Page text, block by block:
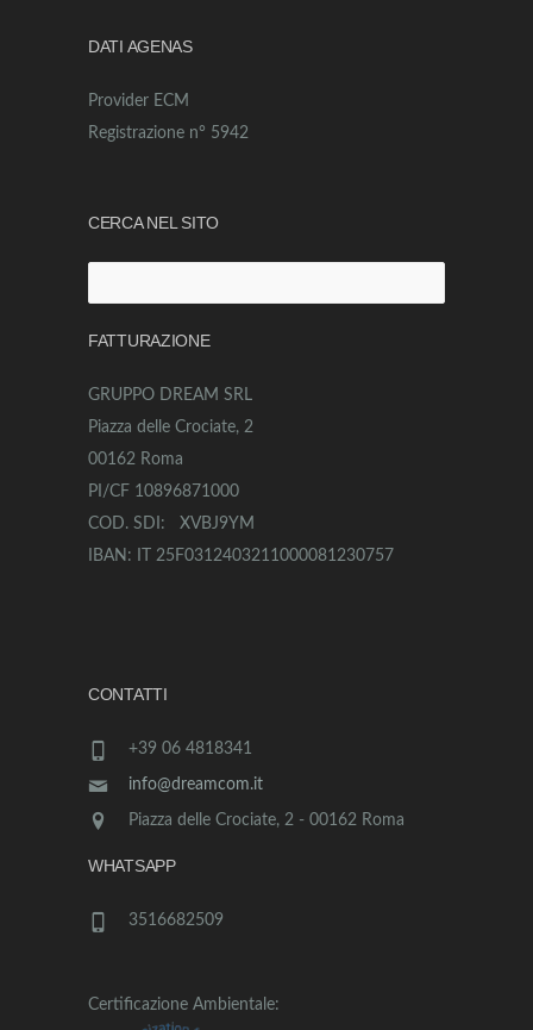
DATI AGENAS
Provider ECM
Registrazione n° 5942
CERCA NEL SITO
per:
FATTURAZIONE
GRUPPO DREAM SRL
Piazza delle Crociate, 2
00162 Roma
PI/CF 10896871000
COD. SDI: XVBJ9YM
IBAN: IT 25F0312403211000081230757
CONTATTI
+39 06 4818341
info@dreamcom.it
Piazza delle Crociate, 2 - 00162 Roma
WHATSAPP
3516682509
Certificazione Ambientale: